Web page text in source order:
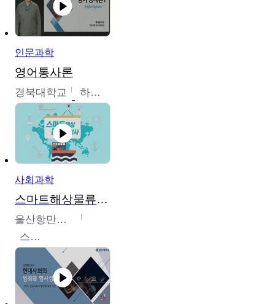
인문과학
영어통사론
경북대학교 하승완
사회과학
스마트해상물류관리사 교육과정2
울산항만공사
스마트해상물류관리사 교육위원회